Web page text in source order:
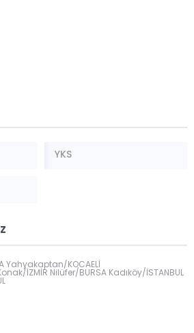
YKS
Yahyakaptan/KOCAELİ
İZMİR Nilüfer/BURSA Kadıköy/İSTANBUL